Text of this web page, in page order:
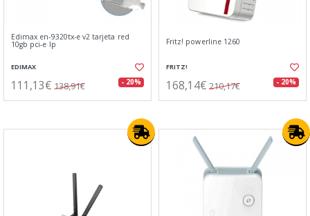
Edimax en-9320tx-e v2 tarjeta red
10gb pci-e lp
EDIMAX
111,13€ 138,91€ - 20%
Fritz! powerline 1260
FRITZ!
168,14€ 210,17€ - 20%